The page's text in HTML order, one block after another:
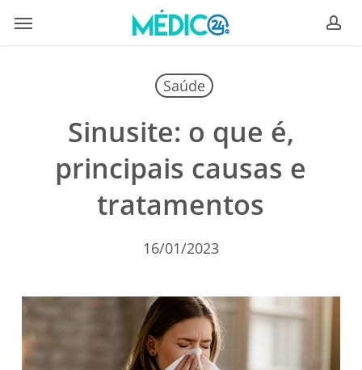
Menu
Saúde
Sinusite: o que é,
principais causas e
tratamentos
16/01/2023